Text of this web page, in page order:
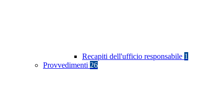
Recapiti dell'ufficio responsabile 1
Provvedimenti 26